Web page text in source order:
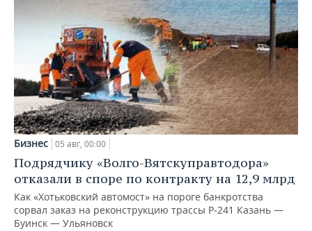
Бизнес 05 авг, 00:00
Подрядчику «Волго-Вятскуправтодора»
отказали в споре по контракту на 12,9 млрд
Как «Хотьковский автомост» на пороге банкротства
сорвал заказ на реконструкцию трассы Р‑241 Казань —
Буинск — Ульяновск